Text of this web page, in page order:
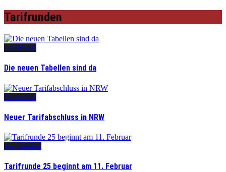
Tarifrunden
Leitartikel
Die neuen Tabellen sind da
Leitartikel
Neuer Tarifabschluss in NRW
Tarifrunden
Tarifrunde 25 beginnt am 11. Februar